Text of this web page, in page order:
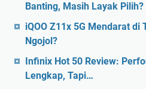
Banting, Masih Layak Pilih?
iQOO Z11x 5G Mendarat di
Ngojol?
Infinix Hot 50 Review:
Lengkap, Tapi…